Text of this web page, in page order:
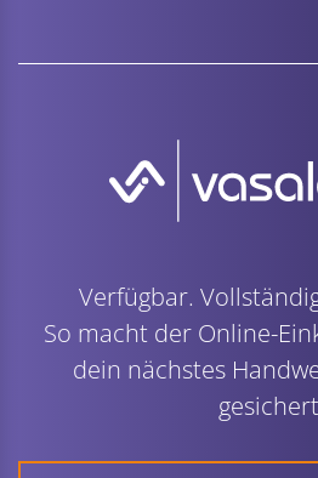
Verfügbar.
So macht der Online-
dein nächstes